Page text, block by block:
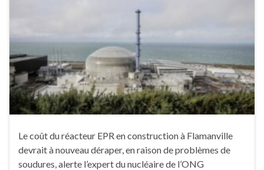
Le coût du réacteur EPR en construction à Flamanville
devrait à nouveau déraper, en raison de problèmes de
soudures, alerte l’expert du nucléaire de l’ONG